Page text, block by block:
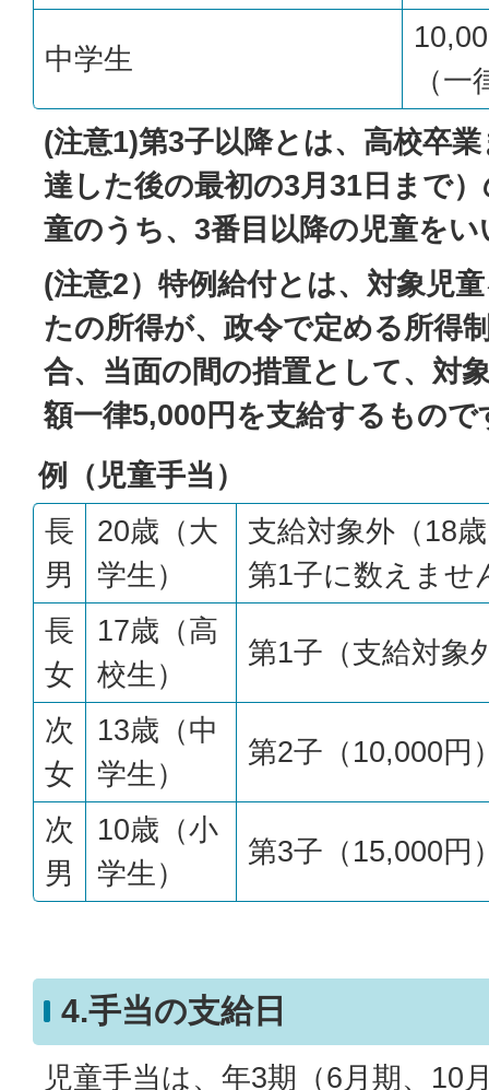
中学生
（一
(注意1)第3子以降とは、高校卒
達した後の最初の3月31日まで
童のうち、3番目以降の児童を
(注意2）特例給付とは、対象児
たの所得が、政令で定める所得
合、当面の間の措置として、対
額一律5,000円を支給するもので
例（児童手当）
長
男
20歳（大
学生）
支給対象外（18
第1子に数えませ
長
女
17歳（高
校生）
第1子（支給対象
次
女
13歳（中
学生）
第2子（10,000円
次
男
10歳（小
学生）
第3子（15,000円
4.手当の支給日
児童手当は、年3期（6月期、10